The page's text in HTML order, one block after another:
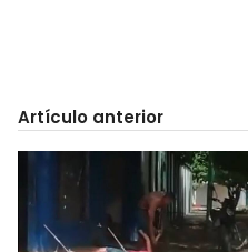
Artículo anterior